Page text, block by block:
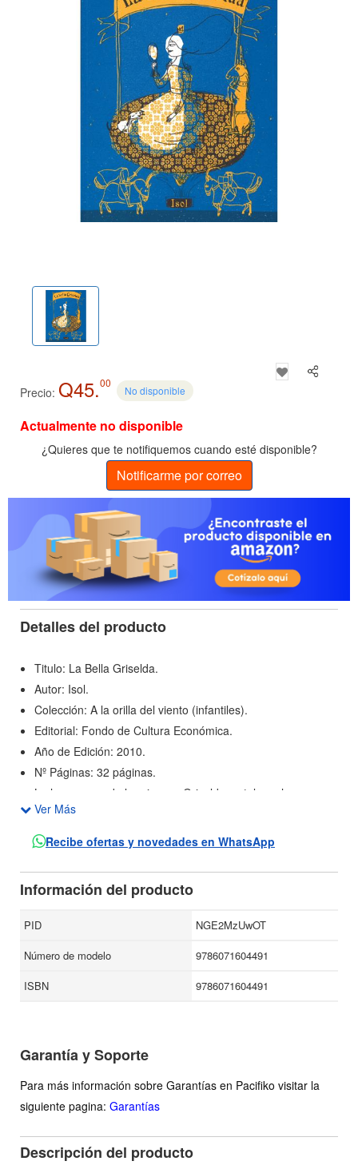
Precio: Q45.00
No disponible
Actualmente no disponible
¿Quieres que te notifiquemos cuando esté disponible?
Notificarme por correo
Detalles del producto
Titulo: La Bella Griselda.
Autor: Isol.
Colección: A la orilla del viento (infantiles).
Editorial: Fondo de Cultura Económica.
Año de Edición: 2010.
Nº Páginas: 32 páginas.
La hermosura de la princesa Griselda es tal que hace que
los hombres pierdan la cabeza. Y le parece tan gracioso el
hecho, que ha comenzado a coleccionarlas: ante el temor
han dejado de invitarla a los bailes. ¿Qué pasará cuando
Griselda invite a cenar al príncipe más cegatón de la
Ver Más
Recibe ofertas y novedades en WhatsApp
Información del producto
PID
NGE2MzUwOT
Número de modelo
9786071604491
ISBN
9786071604491
Garantía y Soporte
Para más información sobre Garantías en Pacifiko visitar la
siguiente pagina: Garantías
Descripción del producto